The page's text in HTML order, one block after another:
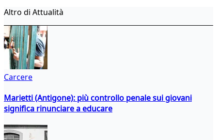
Altro di Attualità
Carcere
Marietti (Antigone): più controllo penale sui giovani
significa rinunciare a educare